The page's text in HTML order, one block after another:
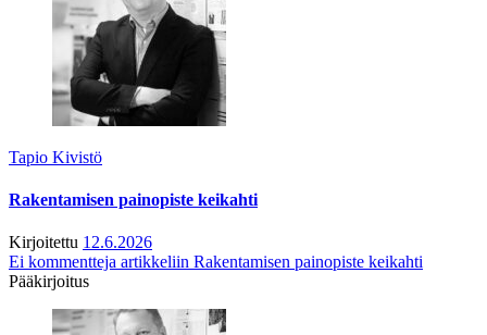
Tapio Kivistö
Rakentamisen painopiste keikahti
Kirjoitettu 12.6.2026
Ei kommentteja artikkeliin Rakentamisen painopiste keikahti
Pääkirjoitus